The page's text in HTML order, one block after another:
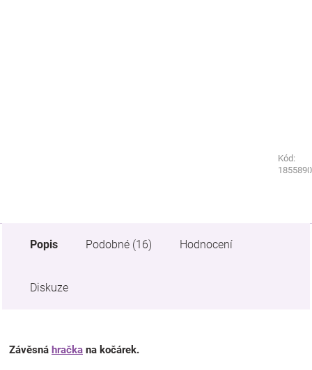
Kód:
Kód:
Popis Podobné (16) Hodnocení
Diskuze
Závěsná hračka na kočárek.